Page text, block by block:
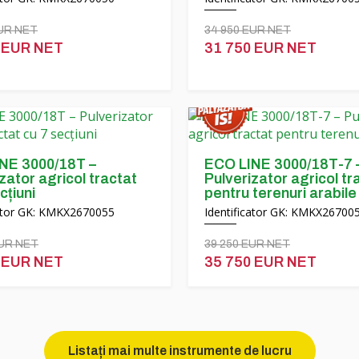
NET
NET
34 950 EUR NET
31 750 EUR NET
3000/18T –
agricol tractat
GK: KMKX2670055
NET
NET
ECO LINE 3000/18T-7
Pulverizator agricol
pentru terenuri arabile
Identificator GK:
39 250 EUR NET
35 750 EUR NET
Listați mai multe instrumente de lucru